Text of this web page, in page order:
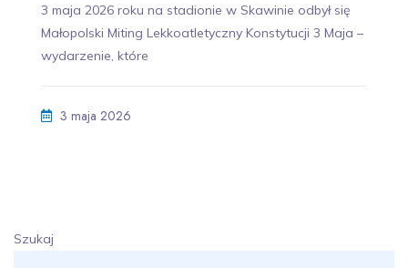
3 maja 2026 roku na stadionie w Skawinie odbył się
Małopolski Miting Lekkoatletyczny Konstytucji 3 Maja –
wydarzenie, które
3 maja 2026
Szukaj